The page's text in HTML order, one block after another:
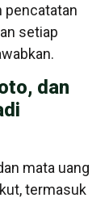
pencatatan
setiap
dan
mata uang
termasuk